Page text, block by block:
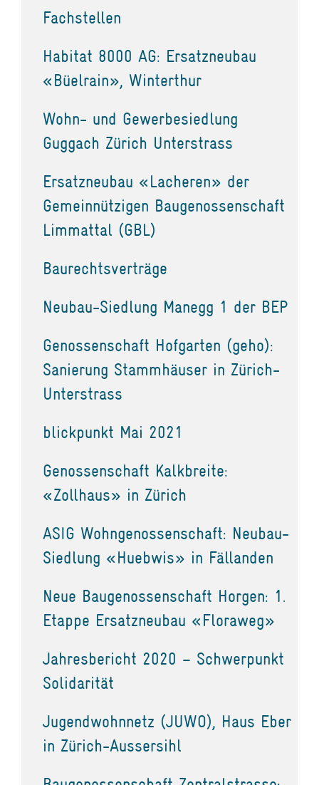
Fachstellen
Habitat 8000 AG: Ersatzneubau
«Büelrain», Winterthur
Wohn- und Gewerbesiedlung
Guggach Zürich Unterstrass
Ersatzneubau «Lacheren» der
Gemeinnützigen Baugenossenschaft
Limmattal (GBL)
Baurechtsverträge
Neubau-Siedlung Manegg 1 der BEP
Genossenschaft Hofgarten (geho):
Sanierung Stammhäuser in Zürich-
Unterstrass
blickpunkt Mai 2021
Genossenschaft Kalkbreite:
«Zollhaus» in Zürich
ASIG Wohngenossenschaft: Neubau-
Siedlung «Huebwis» in Fällanden
Neue Baugenossenschaft Horgen: 1.
Etappe Ersatzneubau «Floraweg»
Jahresbericht 2020 – Schwerpunkt
Solidarität
Jugendwohnnetz (JUWO), Haus Eber
in Zürich-Aussersihl